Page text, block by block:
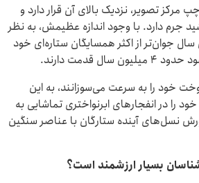
تصویر، نزدیک بالای آن قرار دارد و
۷۰ برابر خورشید جرم دارد. با وجود اندازه عظیمش، به نظر
جوان‌تر از اکثر همسایگان ستاره‌ای خود
قدمت دارند.
خود را به سرعت می‌سوزانند، به این
را در انفجارهای ابرنواختری تماشایی به
نسل‌های آینده ستارگان با عناصر سنگین
بسیار ارزشمند است؟